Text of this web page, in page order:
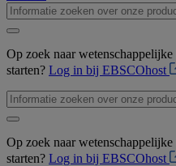
Op zoek naar
starten? Log in bij EBSCOhost
Op zoek naar
starten? Log in bij EBSCOhost